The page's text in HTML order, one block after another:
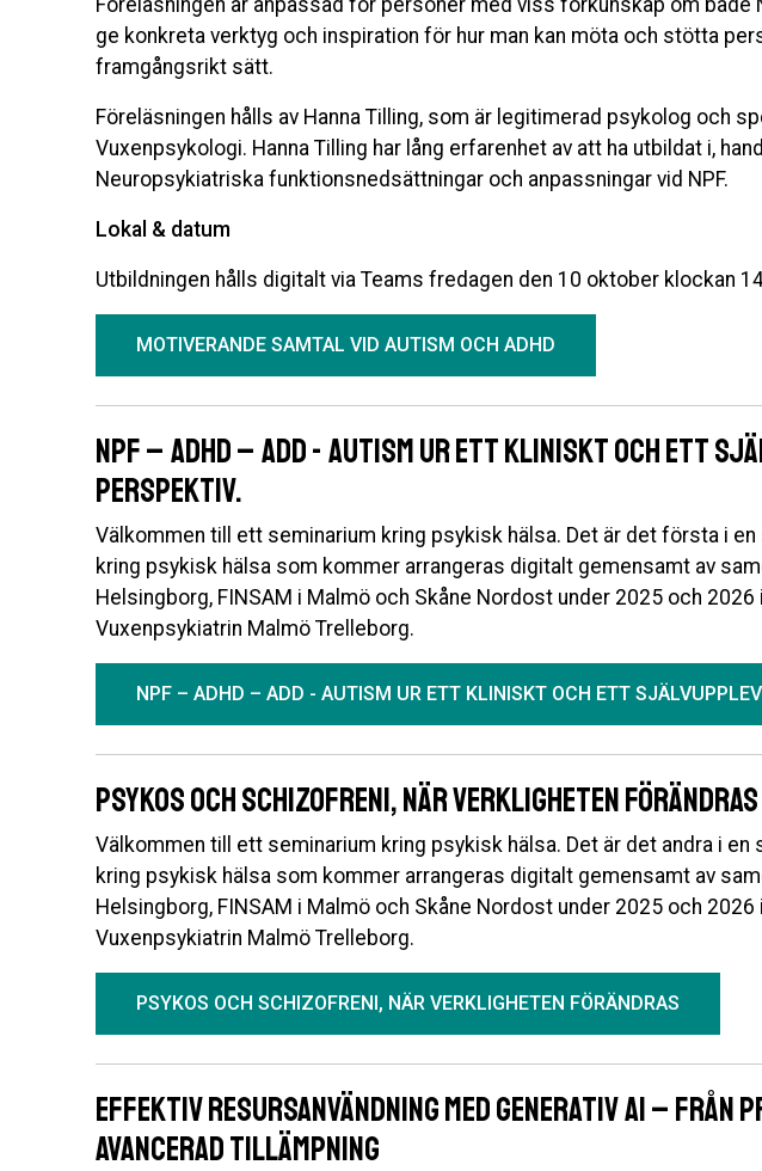
Föreläsningen är anpassad för personer med viss förkunskap om både
ge konkreta verktyg och inspiration för hur man kan möta och stötta
framgångsrikt sätt.
Föreläsningen hålls av Hanna Tilling, som är legitimerad psykolog och
Vuxenpsykologi. Hanna Tilling har lång erfarenhet av att ha utbildat i,
Neuropsykiatriska funktionsnedsättningar och anpassningar vid NPF.
Lokal & datum
Utbildningen hålls digitalt via Teams fredagen den 10 oktober klockan
MOTIVERANDE SAMTAL VID AUTISM OCH ADHD
NPF – ADHD – ADD - Autism ur ett kliniskt och ett
perspektiv.
Välkommen till ett seminarium kring psykisk hälsa. Det är det första i
kring psykisk hälsa som kommer arrangeras digitalt gemensamt av
Helsingborg, FINSAM i Malmö och Skåne Nordost under 2025 och
Vuxenpsykiatrin Malmö Trelleborg.
NPF – ADHD – ADD - AUTISM UR ETT KLINISKT OCH ETT
Psykos och Schizofreni, När verkligheten förändras
Välkommen till ett seminarium kring psykisk hälsa. Det är det andra i
kring psykisk hälsa som kommer arrangeras digitalt gemensamt av
Helsingborg, FINSAM i Malmö och Skåne Nordost under 2025 och
Vuxenpsykiatrin Malmö Trelleborg.
PSYKOS OCH SCHIZOFRENI, NÄR VERKLIGHETEN FÖRÄNDRAS
Effektiv resursanvändning med generativ AI – från
avancerad tillämpning